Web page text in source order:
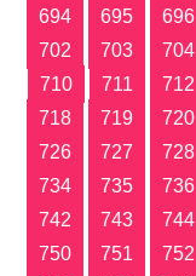
694
695 696
702
703 704
710
711 712
718
719 720
726
727 728
734
735 736
742
743 744
750
751 752